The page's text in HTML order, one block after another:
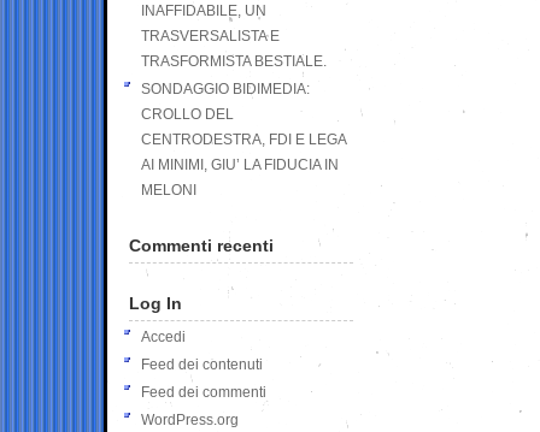
INAFFIDABILE, UN
TRASVERSALISTA E
TRASFORMISTA BESTIALE.
SONDAGGIO BIDIMEDIA:
CROLLO DEL
CENTRODESTRA, FDI E LEGA
AI MINIMI, GIU’ LA FIDUCIA IN
MELONI
Commenti recenti
Log In
Accedi
Feed dei contenuti
Feed dei commenti
WordPress.org